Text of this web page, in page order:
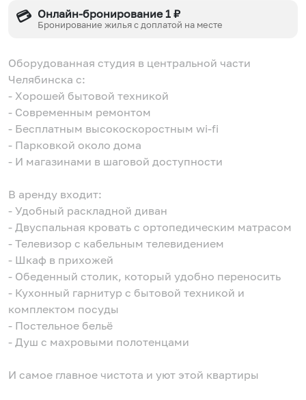
💳 Онлайн-бронирование 1 ₽
Бронирование жилья с доплатой на месте
Оборудованная студия в центральной части
Челябинска с:
- Хорошей бытовой техникой
- Современным ремонтом
- Бесплатным высокоскоростным wi-fi
- Парковкой около дома
- И магазинами в шаговой доступности
В аренду входит:
- Удобный раскладной диван
- Двуспальная кровать с ортопедическим матрасом
- Телевизор с кабельным телевидением
- Шкаф в прихожей
- Обеденный столик, который удобно переносить
- Кухонный гарнитур с бытовой техникой и
комплектом посуды
- Постельное бельё
- Душ с махровыми полотенцами
И самое главное чистота и уют этой квартиры